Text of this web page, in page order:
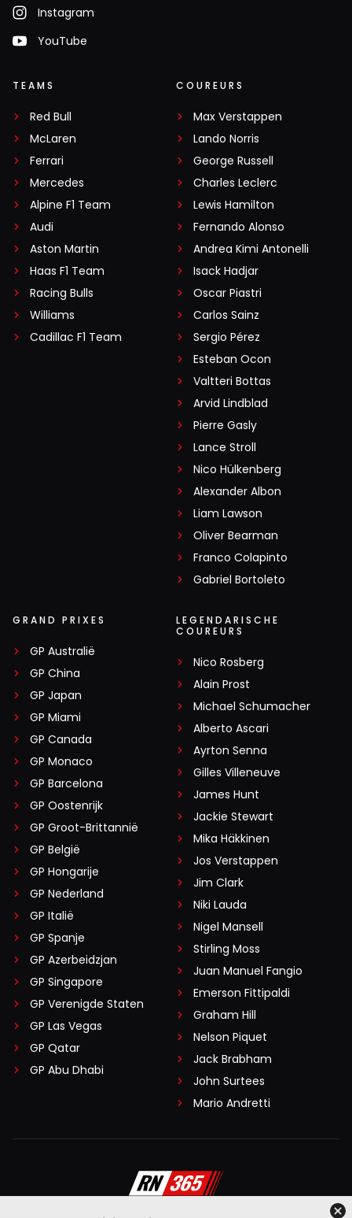
Instagram
YouTube
TEAMS
Red Bull
McLaren
Ferrari
Mercedes
Alpine F1 Team
Audi
Aston Martin
Haas F1 Team
Racing Bulls
Williams
Cadillac F1 Team
COUREURS
Max Verstappen
Lando Norris
George Russell
Charles Leclerc
Lewis Hamilton
Fernando Alonso
Andrea Kimi Antonelli
Isack Hadjar
Oscar Piastri
Carlos Sainz
Sergio Pérez
Esteban Ocon
Valtteri Bottas
Arvid Lindblad
Pierre Gasly
Lance Stroll
Nico Hülkenberg
Alexander Albon
Liam Lawson
Oliver Bearman
Franco Colapinto
Gabriel Bortoleto
GRAND PRIXES
GP Australië
GP China
GP Japan
GP Miami
GP Canada
GP Monaco
GP Barcelona
GP Oostenrijk
GP Groot-Brittannië
GP België
GP Hongarije
GP Nederland
GP Italië
GP Spanje
GP Azerbeidzjan
GP Singapore
GP Verenigde Staten
GP Las Vegas
GP Qatar
GP Abu Dhabi
LEGENDARISCHE
COUREURS
Nico Rosberg
Alain Prost
Michael Schumacher
Alberto Ascari
Ayrton Senna
Gilles Villeneuve
James Hunt
Jackie Stewart
Mika Häkkinen
Jos Verstappen
Jim Clark
Niki Lauda
Nigel Mansell
Stirling Moss
Juan Manuel Fangio
Emerson Fittipaldi
Graham Hill
Nelson Piquet
Jack Brabham
John Surtees
Mario Andretti